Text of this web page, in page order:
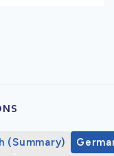
(Summary)